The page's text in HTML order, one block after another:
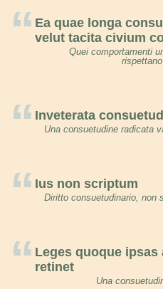
“ Ea quae longa
velut tacita civium
Quei comportamenti
“ Inveterata
Una consuetudine radicata
“ Ius non scriptum
Diritto consuetudinario, non
“ Leges quoque
retinet
Una